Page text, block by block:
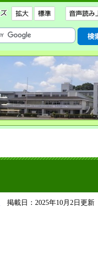
掲載日：2025年10月2日更新